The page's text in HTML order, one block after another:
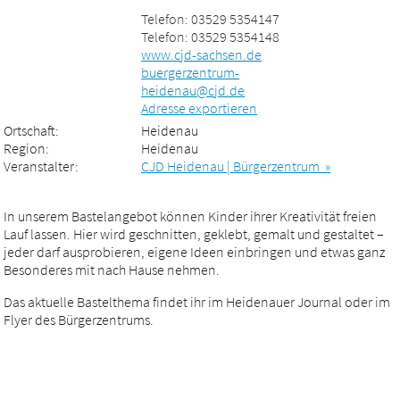
Telefon: 03529 5354147
Telefon: 03529 5354148
www.cjd-sachsen.de
buergerzentrum-
heidenau@cjd.de
Adresse exportieren
Ortschaft:
Heidenau
Region:
Heidenau
Veranstalter:
CJD Heidenau | Bürgerzentrum »
In unserem Bastelangebot können Kinder ihrer Kreativität freien
Lauf lassen. Hier wird geschnitten, geklebt, gemalt und gestaltet –
jeder darf ausprobieren, eigene Ideen einbringen und etwas ganz
Besonderes mit nach Hause nehmen.
Das aktuelle Bastelthema findet ihr im Heidenauer Journal oder im
Flyer des Bürgerzentrums.